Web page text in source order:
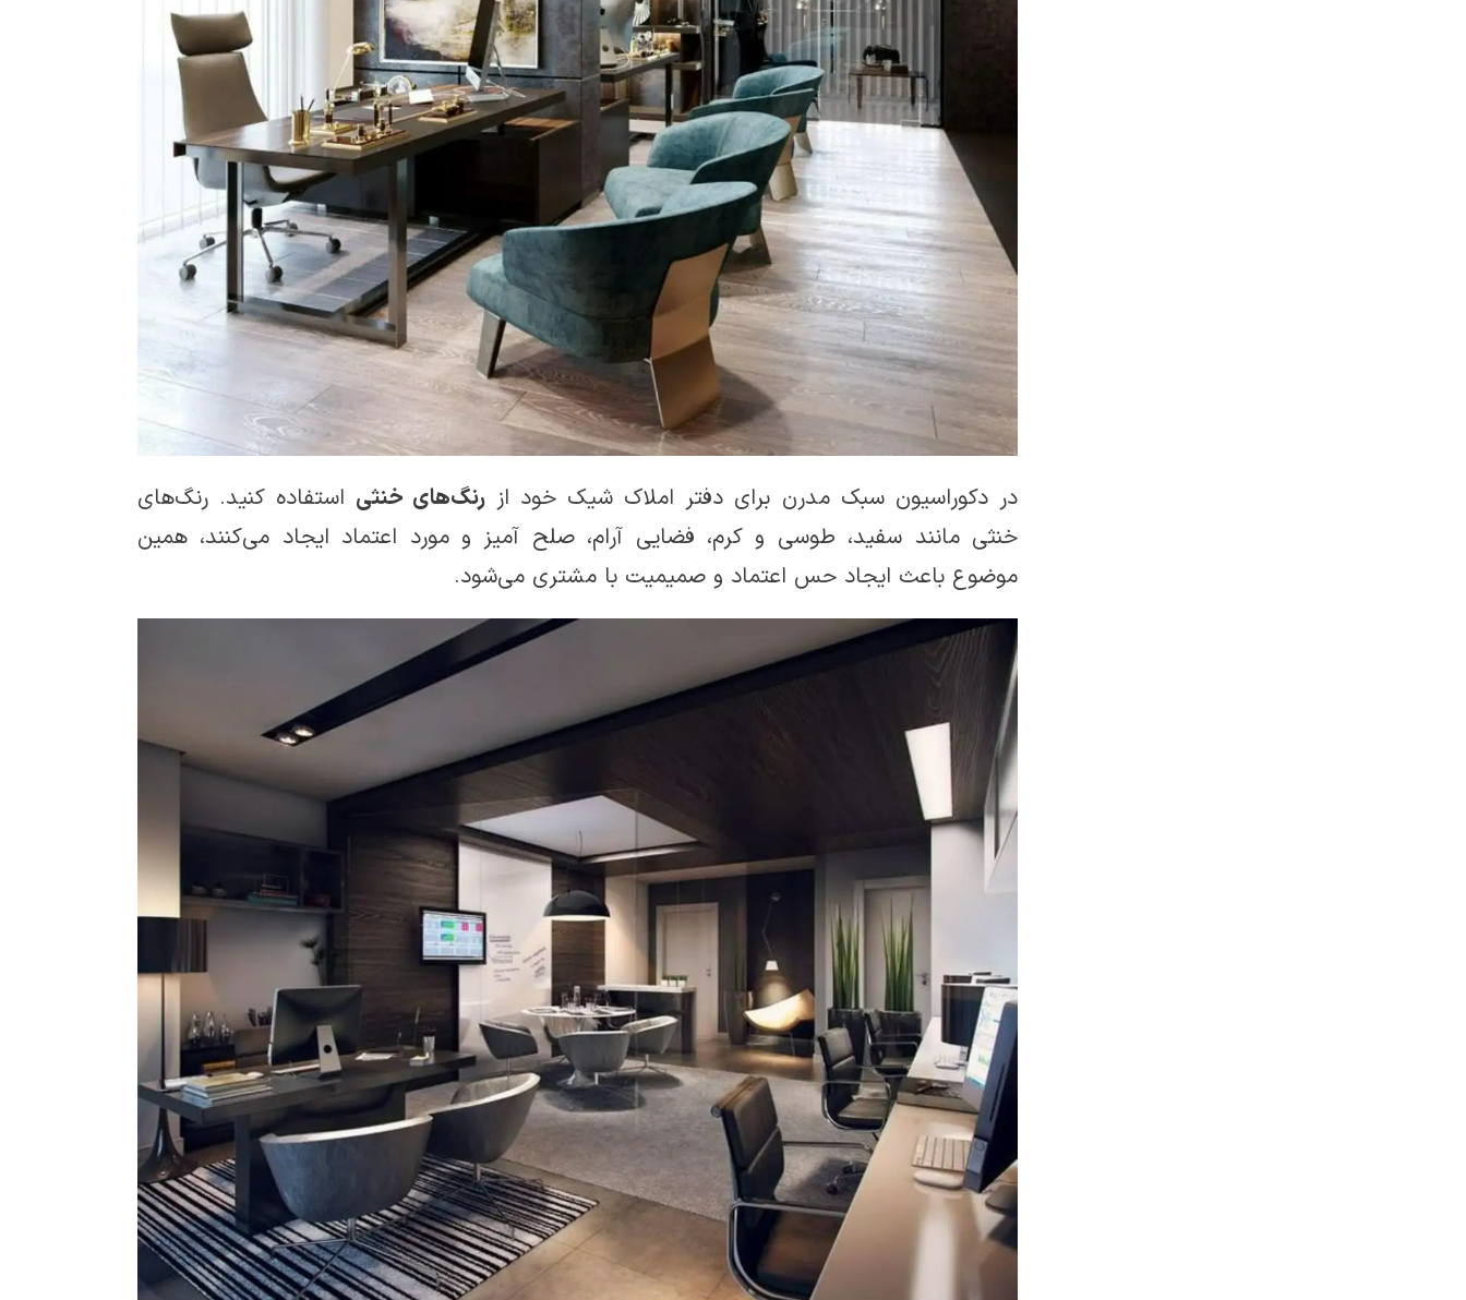
در دکوراسیون سبک مدرن برای دفتر املاک شیک خود ازرنگ‌های خنثی استفاده کنید. رنگ‌های
خنثی مانند سفید، طوسی و کرم، فضایی آرام، صلح آمیز و مورد اعتماد ایجاد می‌کنند، همین
موضوع باعث ایجاد حس اعتماد و صمیمیت با مشتری می‌شود.